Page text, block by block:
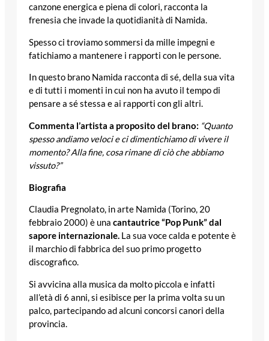
canzone energica e piena di colori, racconta la
frenesia che invade la quotidianità di Namida.
Spesso ci troviamo sommersi da mille impegni e
fatichiamo a mantenere i rapporti con le persone.
In questo brano Namida racconta di sé, della sua vita
e di tutti i momenti in cui non ha avuto il tempo di
pensare a sé stessa e ai rapporti con gli altri.
Commenta l’artista a proposito del brano: “Quanto
spesso andiamo veloci e ci dimentichiamo di vivere il
momento? Alla fine, cosa rimane di ciò che abbiamo
vissuto?”
Biografia
Claudia Pregnolato, in arte Namida (Torino, 20
febbraio 2000) è una cantautrice “Pop Punk” dal
sapore internazionale. La sua voce calda e potente è
il marchio di fabbrica del suo primo progetto
discografico.
Si avvicina alla musica da molto piccola e infatti
all’età di 6 anni, si esibisce per la prima volta su un
palco, partecipando ad alcuni concorsi canori della
provincia.